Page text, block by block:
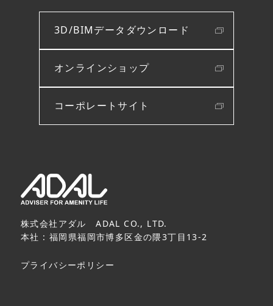
3D/BIMデータダウンロード
オンラインショップ
コーポレートサイト
株式会社アダル ADAL CO., LTD.
本社 : 福岡県福岡市博多区金の隈3丁目13-2
プライバシーポリシー